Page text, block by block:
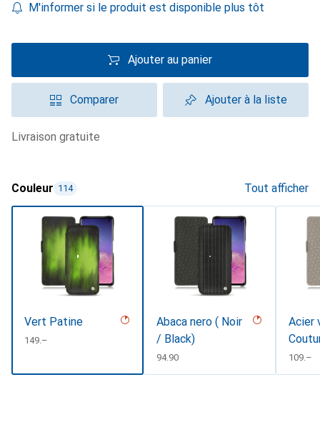
M'informer si le produit est disponible plus tôt
Ajouter au panier
Comparer Ajouter à la liste
livraison gratuite
Couleur 114 Tout afficher
Vert Patine
CHF
149.–
Abaca nero ( Noir
/ Black)
CHF
94.90
Acier
CHF
109.–